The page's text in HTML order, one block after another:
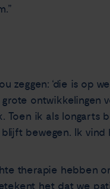
zeggen: ‘die is op
ontwikkelingen
ik als longarts
bewegen. Ik
therapie hebben
het dat we